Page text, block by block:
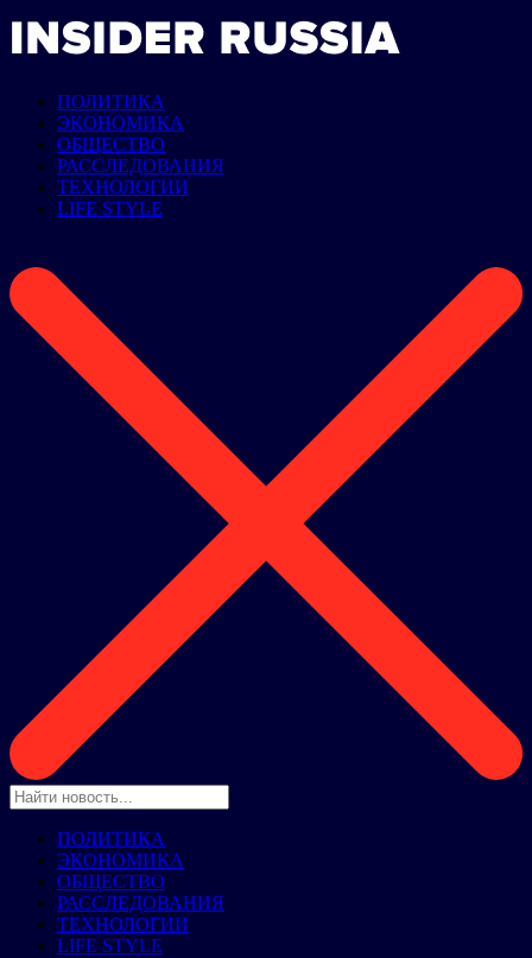
ПОЛИТИКА
ЭКОНОМИКА
ОБЩЕСТВО
РАССЛЕДОВАНИЯ
ТЕХНОЛОГИИ
LIFE STYLE
ПОЛИТИКА
ЭКОНОМИКА
ОБЩЕСТВО
РАССЛЕДОВАНИЯ
ТЕХНОЛОГИИ
LIFE STYLE